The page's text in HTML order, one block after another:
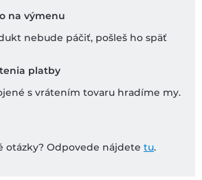
na výmenu
nebude páčiť, pošleš ho späť
platby
s vrátením tovaru hradíme my.
otázky? Odpovede nájdete tu.